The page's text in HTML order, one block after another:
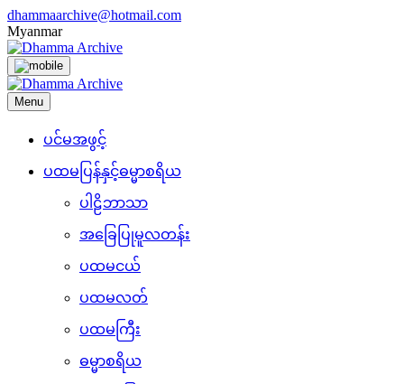
Skip
to
content
dhammaarchive@hotmail.com
Myanmar
Menu
ပင်မအဖွင့်
ပထမပြန်နှင့်ဓမ္မာစရိယ
ပါဠိဘာသာ
အခြေပြုမူလတန်း
ပထမငယ်
ပထမလတ်
ပထမကြီး
ဓမ္မာစရိယ